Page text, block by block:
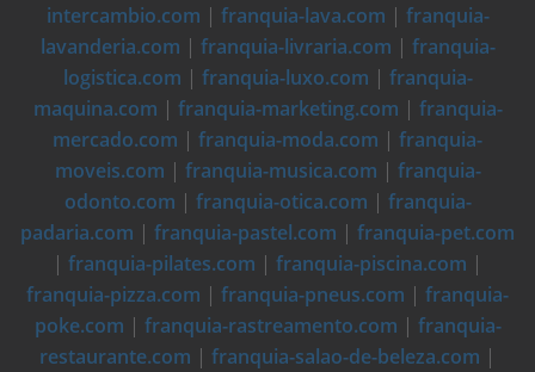
intercambio.com | franquia-lava.com | franquia-
lavanderia.com | franquia-livraria.com | franquia-
logistica.com | franquia-luxo.com | franquia-
maquina.com | franquia-marketing.com | franquia-
mercado.com | franquia-moda.com | franquia-
moveis.com | franquia-musica.com | franquia-
odonto.com | franquia-otica.com | franquia-
padaria.com | franquia-pastel.com | franquia-pet.com
| franquia-pilates.com | franquia-piscina.com |
franquia-pizza.com | franquia-pneus.com | franquia-
poke.com | franquia-rastreamento.com | franquia-
restaurante.com | franquia-salao-de-beleza.com |